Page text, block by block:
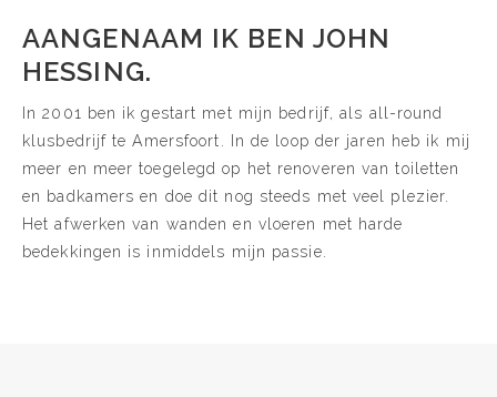
AANGENAAM IK BEN JOHN
HESSING.
In 2001 ben ik gestart met mijn bedrijf, als all-round
klusbedrijf te Amersfoort. In de loop der jaren heb ik mij
meer en meer toegelegd op het renoveren van toiletten
en badkamers en doe dit nog steeds met veel plezier.
Het afwerken van wanden en vloeren met harde
bedekkingen is inmiddels mijn passie.